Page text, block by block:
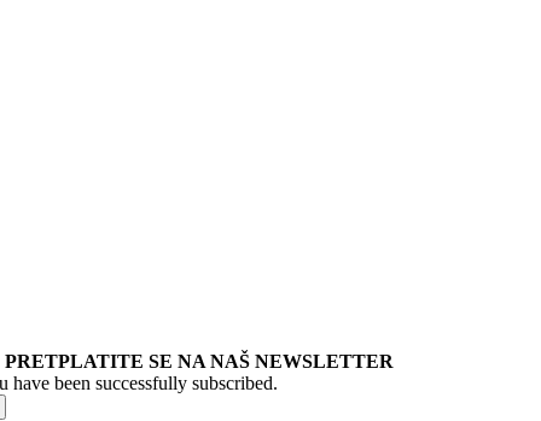
PRETPLATITE SE NA NAŠ NEWSLETTER
have been successfully subscribed.